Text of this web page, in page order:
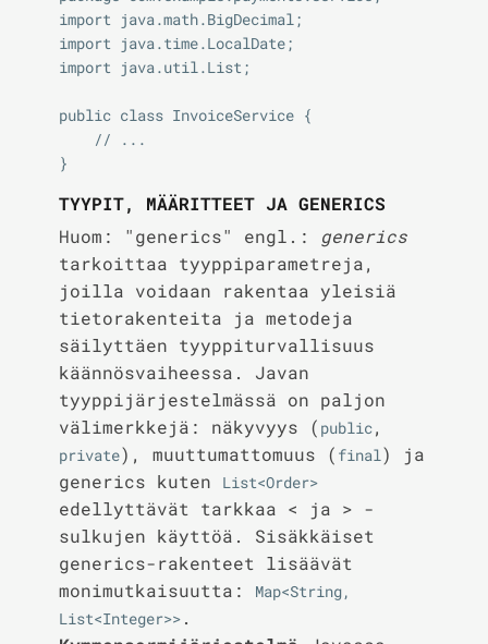
import java.math.BigDecimal;
import java.time.LocalDate;
import java.util.List;
public class InvoiceService {
TYYPIT, MÄÄRITTEET JA GENERICS
Huom: "generics" engl.:
generics
tarkoittaa tyyppiparametreja,
joilla voidaan rakentaa yleisiä
tietorakenteita ja metodeja
säilyttäen tyyppiturvallisuus
käännösvaiheessa. Javan
tyyppijärjestelmässä on paljon
välimerkkejä: näkyvyys ( public,
private), muuttumattomuus ( final ) ja
generics kuten
List<Order>
edellyttävät tarkkaa < ja > -
sulkujen käyttöä. Sisäkkäiset
generics-rakenteet lisäävät
monimutkaisuutta:
Map<String,
List<Integer>>.